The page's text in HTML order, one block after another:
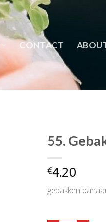
CONTACT
55.
€4.20
gebakken